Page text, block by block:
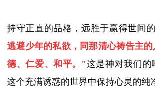
持守正直的品格，远胜于赢得世间的
逃避少年的私欲，同那清心祷告主
德、仁爱、和平。 "这是神对我们的
这个充满诱惑的世界中保持心灵的纯